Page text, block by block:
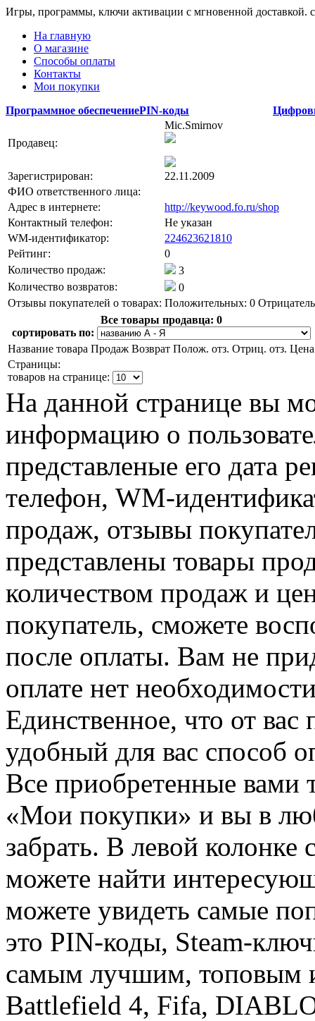
Игры, программы, ключи активации с мгновенной доставкой.
На главную
О магазине
Способы оплаты
Контакты
Мои покупки
Программное обеспечениеPIN-коды
Продавец:
Mic.Smirnov
Зарегистрирован:
22.11.2009
ФИО ответственного лица:
Адрес в интернете:
http://keywood.fo.ru/shop
Контактный телефон:
Не указан
WM-идентификатор:
224623621810
Рейтинг:
0
Количество продаж:
3
Количество возвратов:
0
Отзывы покупателей о товарах: Положительных: 0
Все товары продавца: 0
сортировать по:
Название товара Продаж Возврат Полож. отз. Отриц. отз. Цена
Страницы:
товаров на странице:
На данной странице вы
информацию о
представленые его дата
телефон, WM-
продаж, отзывы
представлены товары
количеством продаж и
покупатель, сможете
после оплаты. Вам не
оплате нет
Единственное, что от вас
удобный для вас способ
Все приобретенные вами
«Мои покупки» и вы в
забрать. В левой
можете найти
можете увидеть самые
это PIN-коды, Steam-
самым лучшим, топовым
Battlefield 4, Fifa,